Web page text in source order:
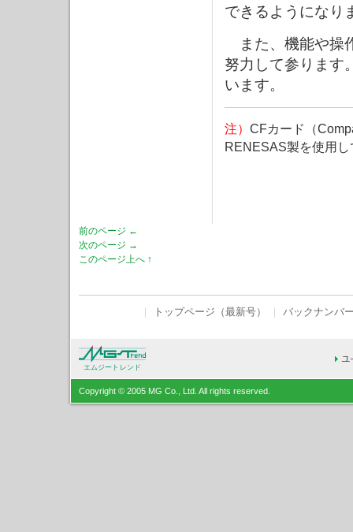
できるようになり
また、機能や操
努力して参ります
います。
注） CFカード（
RENESAS製を使用
前のページ ←
次のページ →
このページ上へ ↑
トップページ（最新号） バックナンバ
エムジートレンド
Copyright © 2005 MG Co., Ltd. All rights reserved.